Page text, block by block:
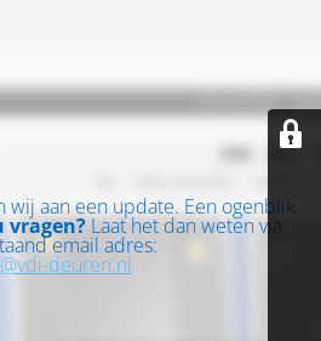
aan een update. Een ogenblik
vragen? Laat het dan weten via
email adres:
deuren.nl